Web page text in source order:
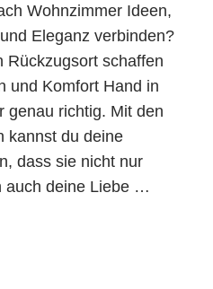
Wohnzimmer Ideen,
Eleganz verbinden?
Rückzugsort schaffen
und Komfort Hand in
genau richtig. Mit den
kannst du deine
dass sie nicht nur
auch deine Liebe …